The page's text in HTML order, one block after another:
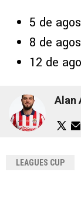
5 de
8 de
12 de
Alan
LEAGUES CUP